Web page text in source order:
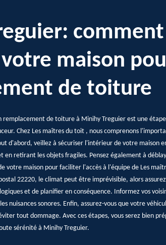
comment
maison
de toiture
remplacement de toiture à Minihy Treguier est une
Chez Les maîtres du toit , nous comprenons
d'abord, veillez à sécuriser l'intérieur de votre maison
en retirant les objets fragiles. Pensez également à
votre maison pour faciliter l'accès à l'équipe de Les
22220, le climat peut être imprévisible, alors
et de planifier en conséquence. Informez vos
nuisances sonores. Enfin, assurez-vous que votre
tout dommage. Avec ces étapes, vous serez bien
sérénité à Minihy Treguier.